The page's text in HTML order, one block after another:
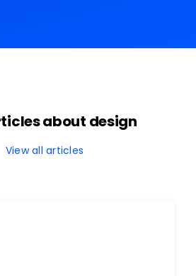
about design
View all articles